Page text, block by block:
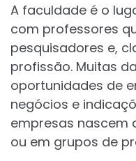
A faculdade é o
com professores
pesquisadores e,
profissão. Muitas
oportunidades de
negócios e
empresas nascem
ou em grupos de